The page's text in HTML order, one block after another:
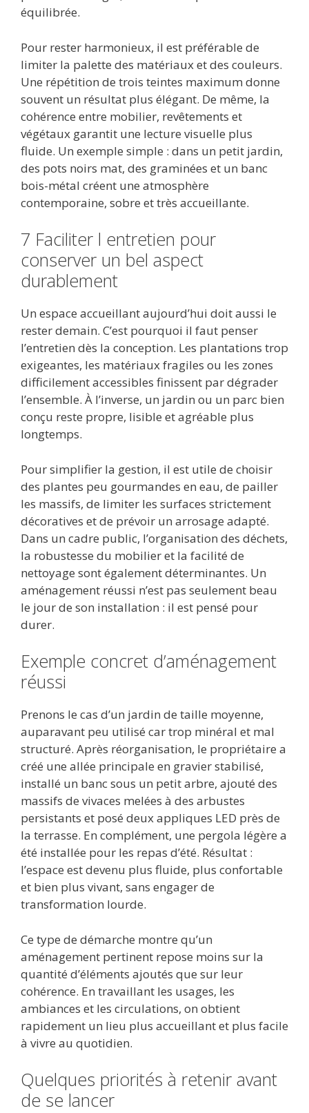
équilibrée.
Pour rester harmonieux, il est préférable de
limiter la palette des matériaux et des couleurs.
Une répétition de trois teintes maximum donne
souvent un résultat plus élégant. De même, la
cohérence entre mobilier, revêtements et
végétaux garantit une lecture visuelle plus
fluide. Un exemple simple : dans un petit jardin,
des pots noirs mat, des graminées et un banc
bois-métal créent une atmosphère
contemporaine, sobre et très accueillante.
7 Faciliter l entretien pour
conserver un bel aspect
durablement
Un espace accueillant aujourd’hui doit aussi le
rester demain. C’est pourquoi il faut penser
l’entretien dès la conception. Les plantations trop
exigeantes, les matériaux fragiles ou les zones
difficilement accessibles finissent par dégrader
l’ensemble. À l’inverse, un jardin ou un parc bien
conçu reste propre, lisible et agréable plus
longtemps.
Pour simplifier la gestion, il est utile de choisir
des plantes peu gourmandes en eau, de pailler
les massifs, de limiter les surfaces strictement
décoratives et de prévoir un arrosage adapté.
Dans un cadre public, l’organisation des déchets,
la robustesse du mobilier et la facilité de
nettoyage sont également déterminantes. Un
aménagement réussi n’est pas seulement beau
le jour de son installation : il est pensé pour
durer.
Exemple concret d’aménagement
réussi
Prenons le cas d’un jardin de taille moyenne,
auparavant peu utilisé car trop minéral et mal
structuré. Après réorganisation, le propriétaire a
créé une allée principale en gravier stabilisé,
installé un banc sous un petit arbre, ajouté des
massifs de vivaces melées à des arbustes
persistants et posé deux appliques LED près de
la terrasse. En complément, une pergola légère a
été installée pour les repas d’été. Résultat :
l’espace est devenu plus fluide, plus confortable
et bien plus vivant, sans engager de
transformation lourde.
Ce type de démarche montre qu’un
aménagement pertinent repose moins sur la
quantité d’éléments ajoutés que sur leur
cohérence. En travaillant les usages, les
ambiances et les circulations, on obtient
rapidement un lieu plus accueillant et plus facile
à vivre au quotidien.
Quelques priorités à retenir avant
de se lancer